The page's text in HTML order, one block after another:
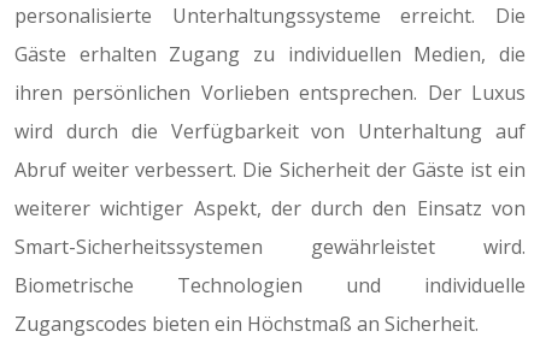
personalisierte Unterhaltungssysteme erreicht. Die
Gäste erhalten Zugang zu individuellen Medien, die
ihren persönlichen Vorlieben entsprechen. Der Luxus
wird durch die Verfügbarkeit von Unterhaltung auf
Abruf weiter verbessert. Die Sicherheit der Gäste ist ein
weiterer wichtiger Aspekt, der durch den Einsatz von
Smart-Sicherheitssystemen gewährleistet wird.
Biometrische Technologien und individuelle
Zugangscodes bieten ein Höchstmaß an Sicherheit.